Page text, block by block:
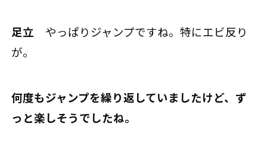
足立 やっぱりジャンプですね。特にエビ反り
が。
――何度もジャンプを繰り返していましたけど、ず
っと楽しそうでしたね。